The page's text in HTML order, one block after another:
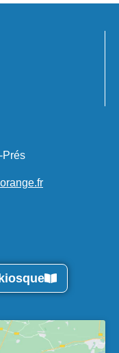
Prés